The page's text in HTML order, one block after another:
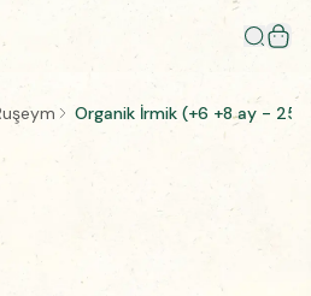
Organik İrmik (+6 +8 ay -